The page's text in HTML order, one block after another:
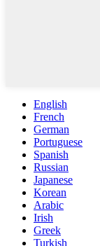
English
French
German
Portuguese
Spanish
Russian
Japanese
Korean
Arabic
Irish
Greek
Turkish